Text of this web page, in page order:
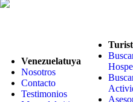
Venezuelatuya
Nosotros
Contacto
Testimonios